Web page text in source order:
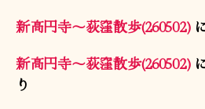
新高円寺〜荻窪散歩(260502)
新高円寺〜荻窪散歩(260502)
り